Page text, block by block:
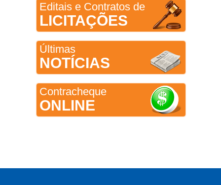
Editais e Contratos de
LICITAÇÕES
Últimas
NOTÍCIAS
Contracheque
ONLINE